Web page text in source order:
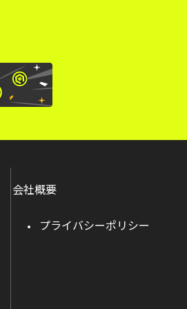
会社概要
プライバシーポリシー